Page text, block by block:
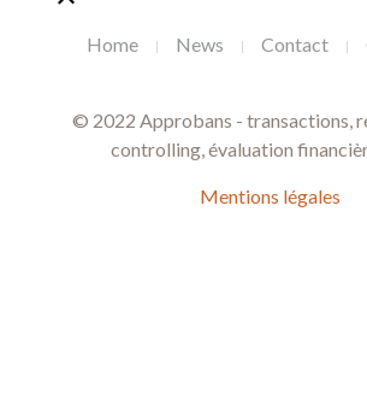
Home News Contact
© 2022 Approbans - transactions,
controlling, évaluation
Mentions légales